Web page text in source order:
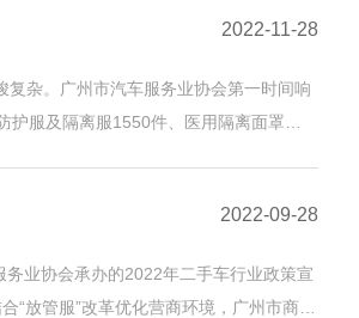
2022-11-28
杂。广州市汽车服务业协会第一时间响
护服及隔离服1550件、医用隔离面罩
2022-09-28
业协会承办的2022年二手车行业政策宣
放管服”改革优化营商环境，广州市商务